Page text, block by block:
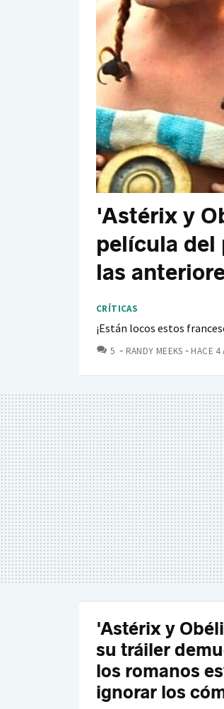
'Astérix y
película del
las
CRÍTICAS
¡Están locos estos
5 COMENTARIOS
RANDY MEEKS HACE 4
'Astérix y
su tráiler
los romanos
ignorar los